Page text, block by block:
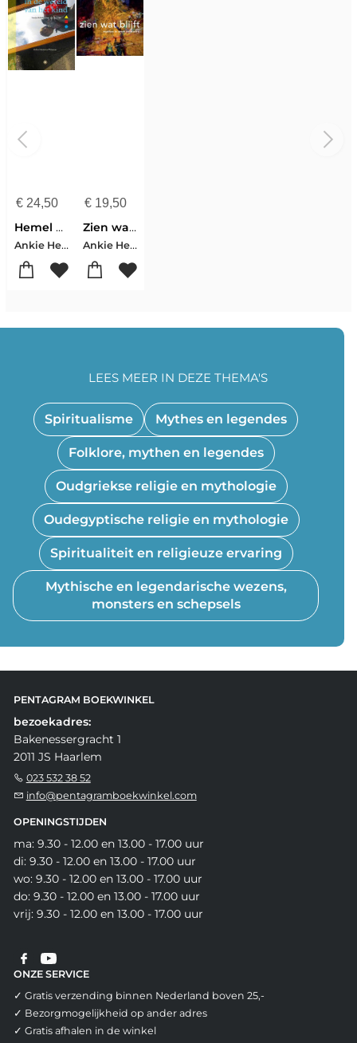
€24,50
Hemel en aarde in de wereld van het kind
Ankie Hettema-Pieterse
€19,50
Zien wat blijft
Ankie Hettema-Pieterse
Spiritualisme Mythes en legendes
Folklore, mythen en legendes
Oudgriekse religie en mythologie
Oudegyptische religie en mythologie
Spiritualiteit en religieuze ervaring
Mythische en legendarische wezens,
monsters en schepsels
LEES MEER IN DEZE THEMA'S
PENTAGRAM BOEKWINKEL
bezoekadres:
Bakenessergracht 1
2011 JS Haarlem
023 532 38 52
info@pentagramboekwinkel.com
OPENINGSTIJDEN
ma: 9.30 - 12.00 en 13.00 - 17.00 uur
di: 9.30 - 12.00 en 13.00 - 17.00 uur
wo: 9.30 - 12.00 en 13.00 - 17.00 uur
do: 9.30 - 12.00 en 13.00 - 17.00 uur
vrij: 9.30 - 12.00 en 13.00 - 17.00 uur
ONZE SERVICE
✓ Gratis verzending binnen Nederland boven 25,-
✓ Bezorgmogelijkheid op ander adres
✓ Gratis afhalen in de winkel